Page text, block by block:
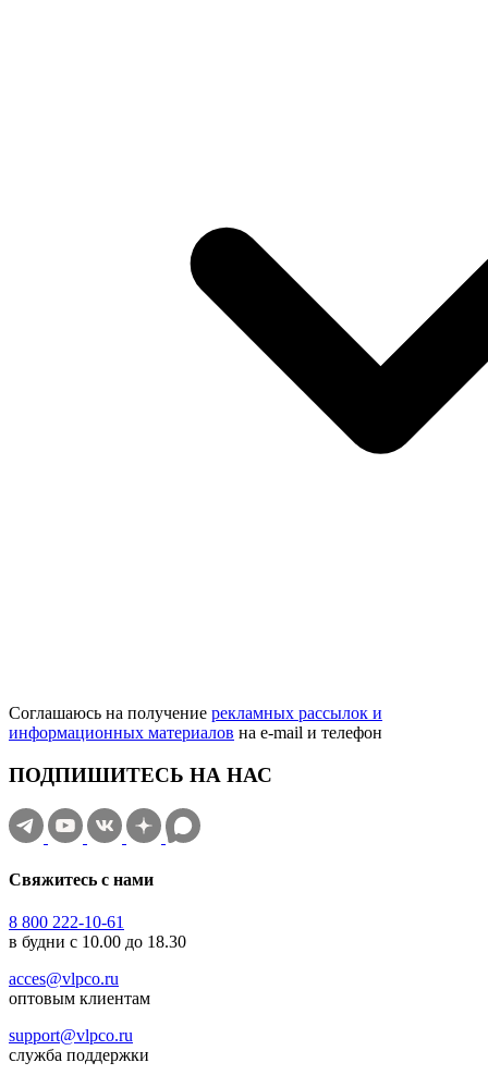
Соглашаюсь на получение рекламных рассылок и
информационных материалов на e‑mail и телефон
ПОДПИШИТЕСЬ НА НАС
Свяжитесь с нами
8 800 222-10-61
в будни с 10.00 до 18.30
acces@vlpco.ru
оптовым клиентам
support@vlpco.ru
служба поддержки